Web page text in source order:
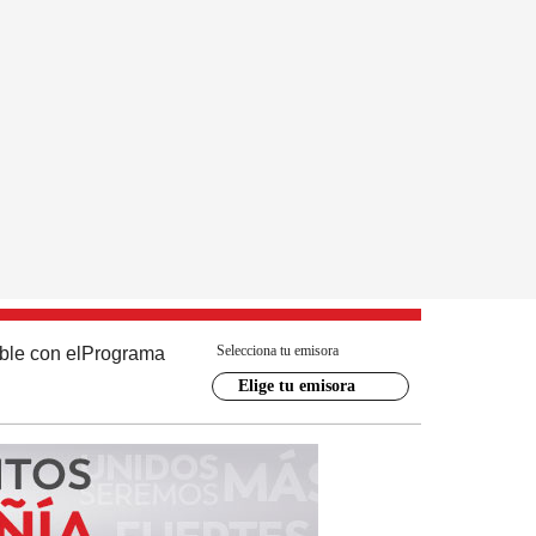
con el Programa Selecciona tu emisora
Elige tu emisora